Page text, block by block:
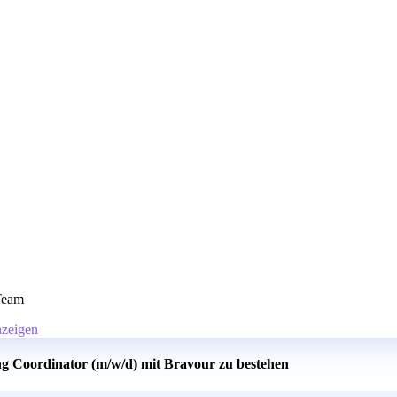
Coordinator (m/w/d) mit Bravour zu bestehen